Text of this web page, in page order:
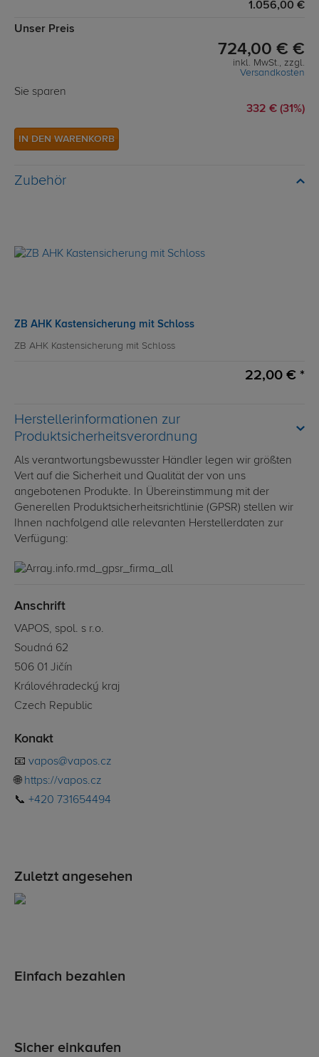
1.056,00 €
Unser Preis
724,00 € €
inkl. MwSt., zzgl.
Versandkosten
Sie sparen
332 € (31%)
IN DEN WARENKORB
Zubehör
ZB AHK Kastensicherung mit Schloss
ZB AHK Kastensicherung mit Schloss
22,00 € *
Herstellerinformationen zur
Produktsicherheitsverordnung
Als verantwortungsbewusster Händler legen wir größten
Vert auf die Sicherheit und Qualität der von uns
angebotenen Produkte. In Übereinstimmung mit der
Generellen Produktsicherheitsrichtlinie (GPSR) stellen wir
Ihnen nachfolgend alle relevanten Herstellerdaten zur
Verfügung:
Anschrift
VAPOS, spol. s r.o.
Soudná 62
506 01 Jičín
Královéhradecký kraj
Czech Republic
Konakt
📧 vapos@vapos.cz
🌐 https://vapos.cz
📞 +420 731654494
Zuletzt angesehen
Einfach bezahlen
Sicher einkaufen